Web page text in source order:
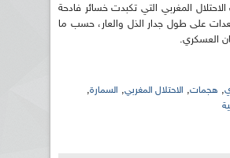
المغربي التي تكبدت خسائر فادحة
على طول جدار الذل والعار، حسب ما
العسكري.
, هجمات, الاحتلال المغربي, السمارة,